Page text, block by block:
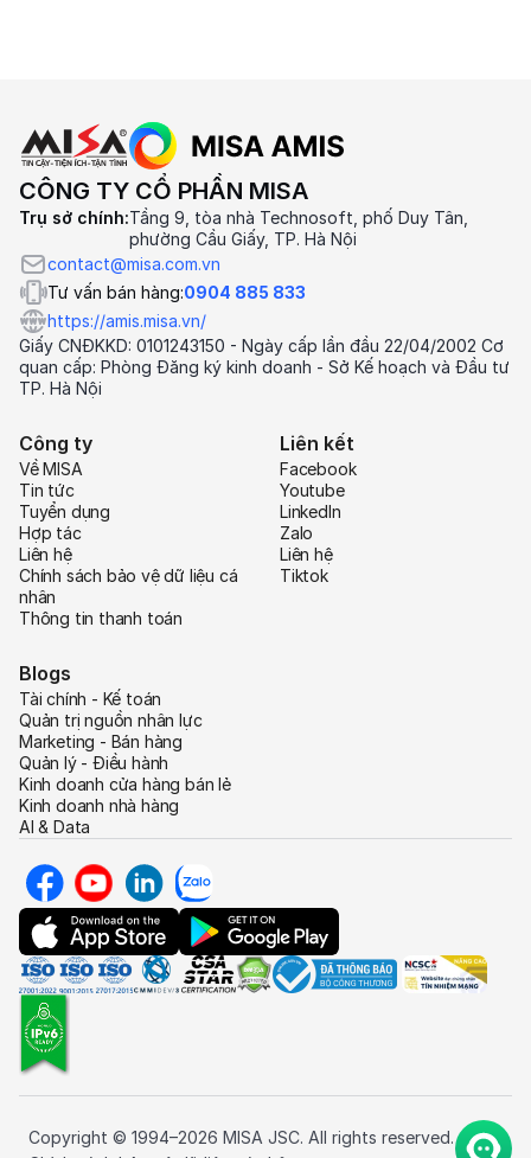
CÔNG TY CỔ PHẦN MISA
Trụ sở chính:Tầng 9, tòa nhà Technosoft, phố Duy Tân,
phường Cầu Giấy, TP. Hà Nội
contact@misa.com.vn
Tư vấn bán hàng:0904 885 833
https://amis.misa.vn/
Giấy CNĐKKD: 0101243150 - Ngày cấp lần đầu 22/04/2002 Cơ
quan cấp: Phòng Đăng ký kinh doanh - Sở Kế hoạch và Đầu tư
TP. Hà Nội
Công ty
Về MISA
Tin tức
Tuyển dụng
Hợp tác
Liên hệ
Chính sách bảo vệ dữ liệu cá
nhân
Thông tin thanh toán
Liên kết
Facebook
Youtube
LinkedIn
Zalo
Liên hệ
Tiktok
Blogs
Tài chính - Kế toán
Quản trị nguồn nhân lực
Marketing - Bán hàng
Quản lý - Điều hành
Kinh doanh cửa hàng bán lẻ
Kinh doanh nhà hàng
AI & Data
Copyright © 1994–2026 MISA JSC. All rights reserved.